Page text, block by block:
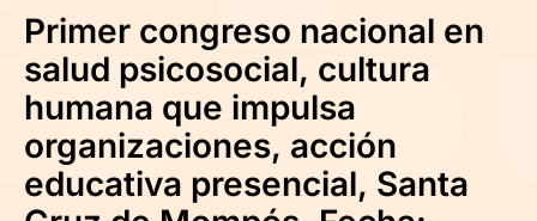
Primer congreso nacional en
salud psicosocial, cultura
humana que impulsa
organizaciones, acción
educativa presencial, Santa